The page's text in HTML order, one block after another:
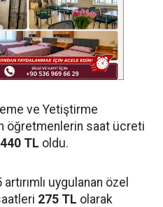
ve Yetiştirme
öğretmenlerin saat ücreti
440 TL oldu.
artırımlı uygulanan özel
275 TL olarak